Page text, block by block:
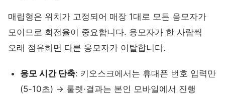
매립형은 위치가 고정되어 매장 1대로 모든 응모자가
모이므로 회전율이 중요합니다. 응모자가 한 사람씩
오래 점유하면 다른 응모자가 이탈합니다.
응모 시간 단축: 키오스크에서는 휴대폰 번호 입력만
(5-10초) → 룰렛·결과는 본인 모바일에서 진행